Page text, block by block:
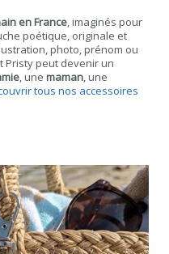
en France, imaginés pour
poétique, originale et
photo, prénom ou
Pristy peut devenir un
, une maman, une
tous nos accessoires